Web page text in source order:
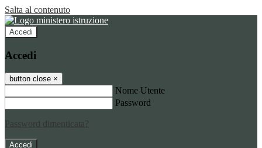
Salta al contenuto
Accedi
Accedi
button close ×
Nome Utente
Password
Password dimenticata?